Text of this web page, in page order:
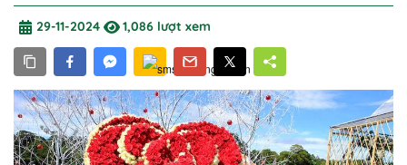
29-11-2024 1,086 lượt xem